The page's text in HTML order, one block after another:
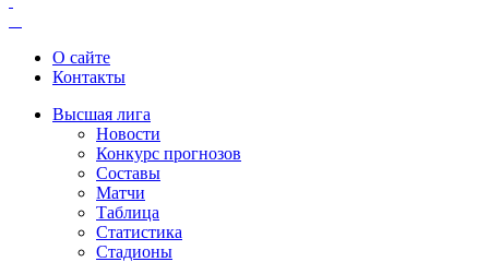
О сайте
Контакты
Высшая лига
Новости
Конкурс прогнозов
Составы
Матчи
Таблица
Статистика
Стадионы